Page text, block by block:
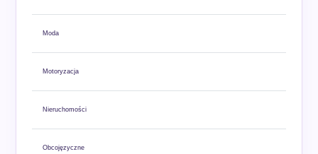
Moda
Motoryzacja
Nieruchomości
Obcojęzyczne